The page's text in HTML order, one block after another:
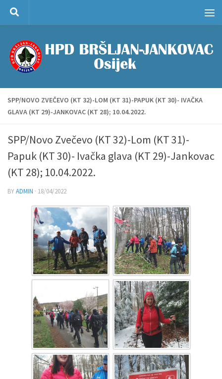
Skip to content
SPP/NOVO ZVEČEVO (KT 32)-LOM (KT 31)-PAPUK (KT 30)- IVAČKA
GLAVA (KT 29)-JANKOVAC (KT 28); 10.04.2022.
SPP/Novo Zvečevo (KT 32)-Lom (KT 31)-
Papuk (KT 30)- Ivačka glava (KT 29)-Jankovac
(KT 28); 10.04.2022.
BYADMIN · 18/04/2022